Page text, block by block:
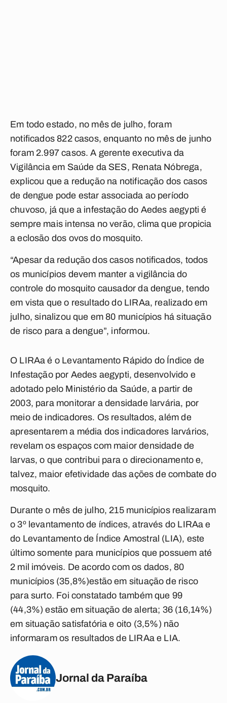
Em todo estado, no mês de julho, foram
notificados 822 casos, enquanto no mês de junho
foram 2.997 casos. A gerente executiva da
Vigilância em Saúde da SES, Renata Nóbrega,
explicou que a redução na notificação dos casos
de dengue pode estar associada ao período
chuvoso, já que a infestação do Aedes aegypti é
sempre mais intensa no verão, clima que propicia
a eclosão dos ovos do mosquito.
“Apesar da redução dos casos notificados, todos
os municípios devem manter a vigilância do
controle do mosquito causador da dengue, tendo
em vista que o resultado do LIRAa, realizado em
julho, sinalizou que em 80 municípios há situação
de risco para a dengue”, informou.
O LIRAa é o Levantamento Rápido do Índice de
Infestação por Aedes aegypti, desenvolvido e
adotado pelo Ministério da Saúde, a partir de
2003, para monitorar a densidade larvária, por
meio de indicadores. Os resultados, além de
apresentarem a média dos indicadores larvários,
revelam os espaços com maior densidade de
larvas, o que contribui para o direcionamento e,
talvez, maior efetividade das ações de combate do
mosquito.
Durante o mês de julho, 215 municípios realizaram
o 3º levantamento de índices, através do LIRAa e
do Levantamento de Índice Amostral (LIA), este
último somente para municípios que possuem até
2 mil imóveis. De acordo com os dados, 80
municípios (35,8%)estão em situação de risco
para surto. Foi constatado também que 99
(44,3%) estão em situação de alerta; 36 (16,14%)
em situação satisfatória e oito (3,5%) não
informaram os resultados de LIRAa e LIA.
Jornal da Paraíba